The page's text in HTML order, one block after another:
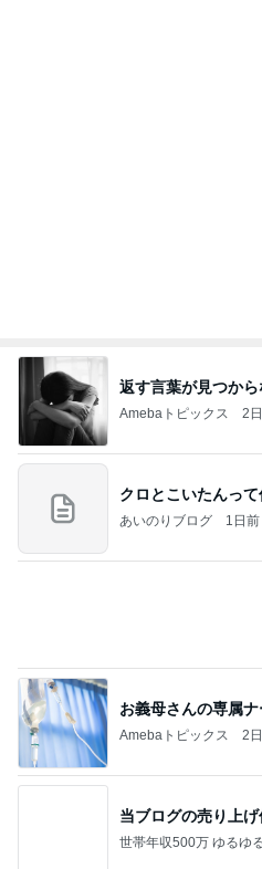
返す言葉が見つか
Amebaトピックス 2
クロとこいたんっ
あいのりブログ 1日前
お義母さんの専属
Amebaトピックス 2
当ブログの売り上
世帯年収500万 ゆるゆ